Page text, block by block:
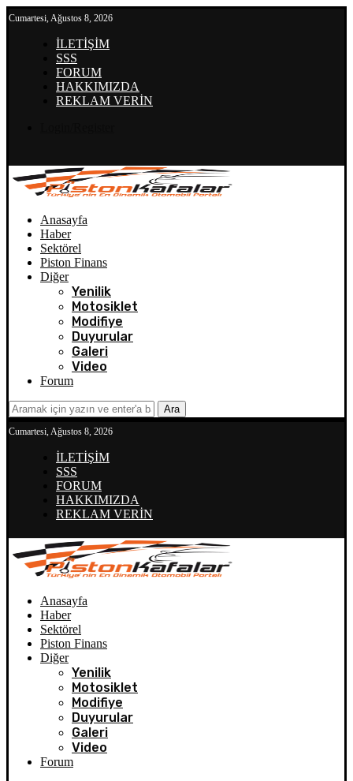
Cumartesi, Ağustos 8, 2026
İLETİŞİM
SSS
FORUM
HAKKIMIZDA
REKLAM VERİN
Anasayfa
Haber
Sektörel
Piston Finans
Diğer
Yenilik
Motosiklet
Modifiye
Duyurular
Galeri
Video
Forum
Ara
Cumartesi, Ağustos 8, 2026
İLETİŞİM
SSS
FORUM
HAKKIMIZDA
REKLAM VERİN
Anasayfa
Haber
Sektörel
Piston Finans
Diğer
Yenilik
Motosiklet
Modifiye
Duyurular
Galeri
Video
Forum